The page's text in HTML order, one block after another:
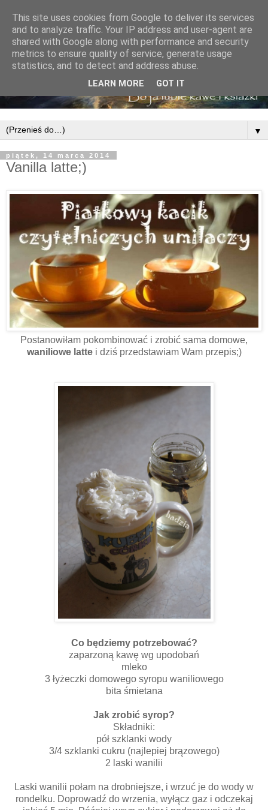
▼
piątek, 14 marca 2014
Vanilla latte;)
Postanowiłam pokombinować i zrobić sama domowe,
waniliowe lattei dziś przedstawiam Wam przepis;)
Co będziemy potrzebować?
zaparzoną kawę wg upodobań
mleko
3 łyżeczki domowego syropu waniliowego
bita śmietana
Jak zrobić syrop?
Składniki:
pół szklanki wody
3/4 szklanki cukru (najlepiej brązowego)
2 laski wanilii
Laski wanilii połam na drobniejsze, i wrzuć je do wody w
rondelku. Doprowadź do wrzenia, wyłącz gaz i odczekaj
This site uses cookies from Google to deliver its services
and to analyze traffic. Your IP address and user-agent are
shared with Google along with performance and security
metrics to ensure quality of service, generate usage
statistics, and to detect and address abuse.
LEARN MORE GOT IT